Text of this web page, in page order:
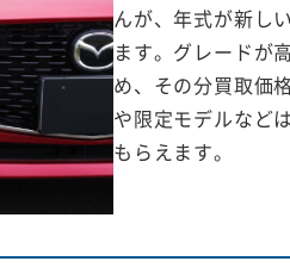
んが、年式が新し
ます。グレードが
め、その分買取価
や限定モデルなど
もらえます。